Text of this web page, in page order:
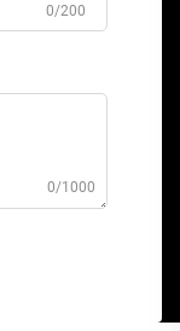
0/200
0/1000